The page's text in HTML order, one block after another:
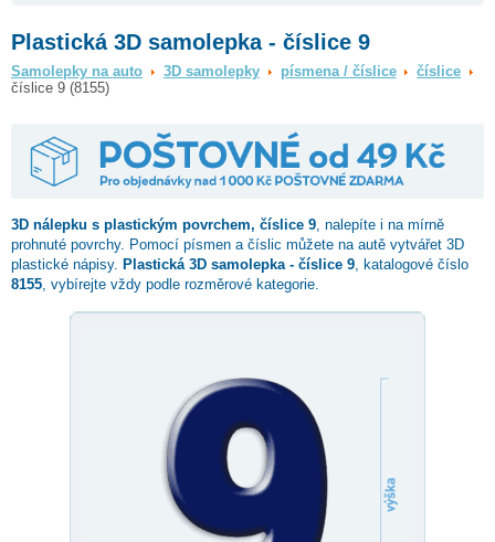
Plastická 3D samolepka - číslice 9
Samolepky na auto 3D samolepky písmena / číslice
číslice
číslice 9 (8155)
3D nálepku s plastickým povrchem, číslice 9 , nalepíte i na mírně
prohnuté povrchy. Pomocí písmen a číslic můžete na autě vytvářet 3D
plastické nápisy. Plastická 3D samolepka - číslice 9 , katalogové číslo
8155 , vybírejte vždy podle rozměrové kategorie.